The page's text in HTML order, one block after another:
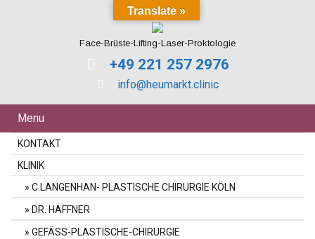
Face-Brüste-Lifting-Laser-Proktologie
+49 221 257 2976
info@heumarkt.clinic
Menu
KONTAKT
KLINIK
C.LANGENHAN- PLASTISCHE CHIRURGIE KÖLN
DR. HAFFNER
GEFÄSS-PLASTISCHE-CHIRURGIE
Translate »